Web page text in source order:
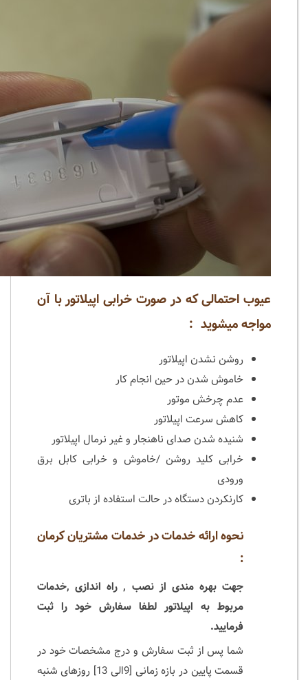
عیوب احتمالی که در صورت خرابی اپیلاتور با آن
مواجه میشوید :
روشن نشدن اپیلاتور
خاموش شدن در حین انجام کار
عدم چرخش موتور
کاهش سرعت اپیلاتور
شنیده شدن صدای ناهنجار و غیر نرمال اپیلاتور
خرابی کلید روشن /خاموش و خرابی کابل برق
ورودی
کارنکردن دستگاه در حالت استفاده از باتری
نحوه ارائه خدمات در خدمات مشتریان کرمان
:
جهت بهره مندی از نصب , راه اندازی ,خدمات
مربوط به اپیلاتور لطفا سفارش خود را ثبت
فرمایید.
شما پس از ثبت سفارش و درج مشخصات خود در
قسمت پایین در بازه زمانی [9الی 13] روزهای شنبه